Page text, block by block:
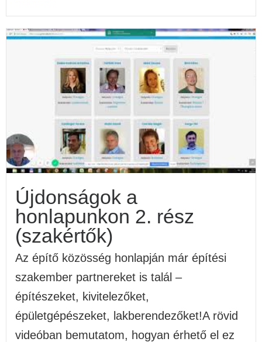
Újdonságok a
honlapunkon 2. rész
(szakértők)
Az építő közösség honlapján már építési
szakember partnereket is talál –
építészeket, kivitelezőket,
épületgépészeket, lakberendezőket!A rövid
videóban bemutatom, hogyan érhető el ez